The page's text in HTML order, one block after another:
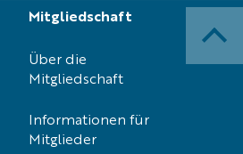
Mitgliedschaft
Über die
Mitgliedschaft
Informationen für
Mitglieder